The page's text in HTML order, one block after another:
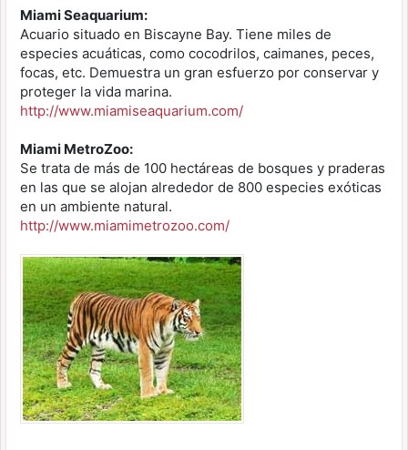
Miami Seaquarium:
Acuario situado en Biscayne Bay. Tiene miles de
especies acuáticas, como cocodrilos, caimanes, peces,
focas, etc. Demuestra un gran esfuerzo por conservar y
proteger la vida marina.
http://www.miamiseaquarium.com/
Miami MetroZoo:
Se trata de más de 100 hectáreas de bosques y praderas
en las que se alojan alrededor de 800 especies exóticas
en un ambiente natural.
http://www.miamimetrozoo.com/